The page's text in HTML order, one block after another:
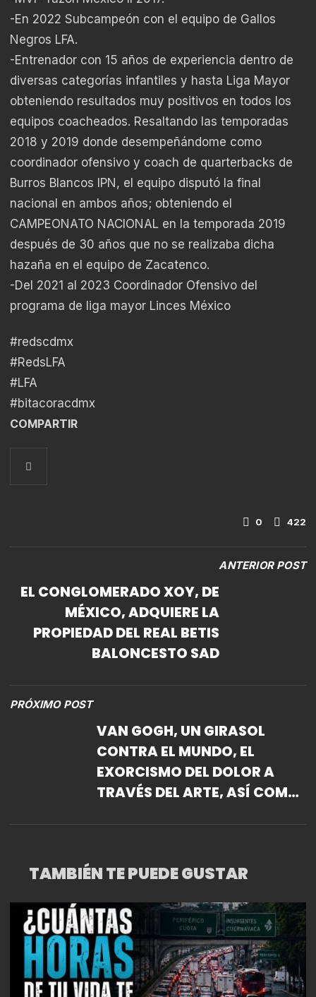
-En 2022 Subcampeón con el equipo de Gallos
Negros LFA.
-Entrenador con 15 años de experiencia dentro de
diversas categorías infantiles y hasta Liga Mayor
obteniendo resultados muy positivos en todos los
equipos coacheados. Resaltando las temporadas
2018 y 2019 donde desempeñándome como
coordinador ofensivo y coach de quarterbacks de
Burros Blancos IPN, el equipo disputó la final
nacional en ambos años; obteniendo el
CAMPEONATO NACIONAL en la temporada 2019
después de 30 años que no se realizaba dicha
hazaña en el equipo de Zacatenco.
-Del 2021 al 2023 Coordinador Ofensivo del
programa de liga mayor Linces México
#redscdmx
#RedsLFA
#LFA
#bitacoracdmx
COMPARTIR
0 422
ANTERIOR POST
EL CONGLOMERADO XOY, DE
MÉXICO, ADQUIERE LA
PROPIEDAD DEL REAL BETIS
BALONCESTO SAD
PRÓXIMO POST
VAN GOGH, UN GIRASOL
CONTRA EL MUNDO, EL
EXORCISMO DEL DOLOR A
TRAVÉS DEL ARTE, ASÍ COMO
TAMBIÉN TE PUEDE GUSTAR